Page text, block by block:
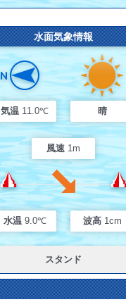
水面気象情報
気温 11.0℃ 晴
風速 1m
水温 9.0℃ 波高 1cm
スタンド